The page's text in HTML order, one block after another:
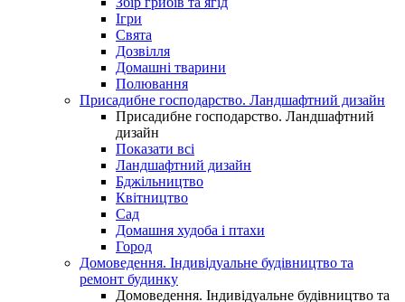
Ігри
Свята
Дозвілля
Домашні тварини
Полювання
Присадибне господарство. Ландшафтний дизайн
Присадибне господарство. Ландшафтний
дизайн
Показати всі
Ландшафтний дизайн
Бджільництво
Квітництво
Сад
Домашня худоба і птахи
Город
Домоведення. Індивідуальне будівництво та
ремонт будинку
Домоведення. Індивідуальне будівництво та